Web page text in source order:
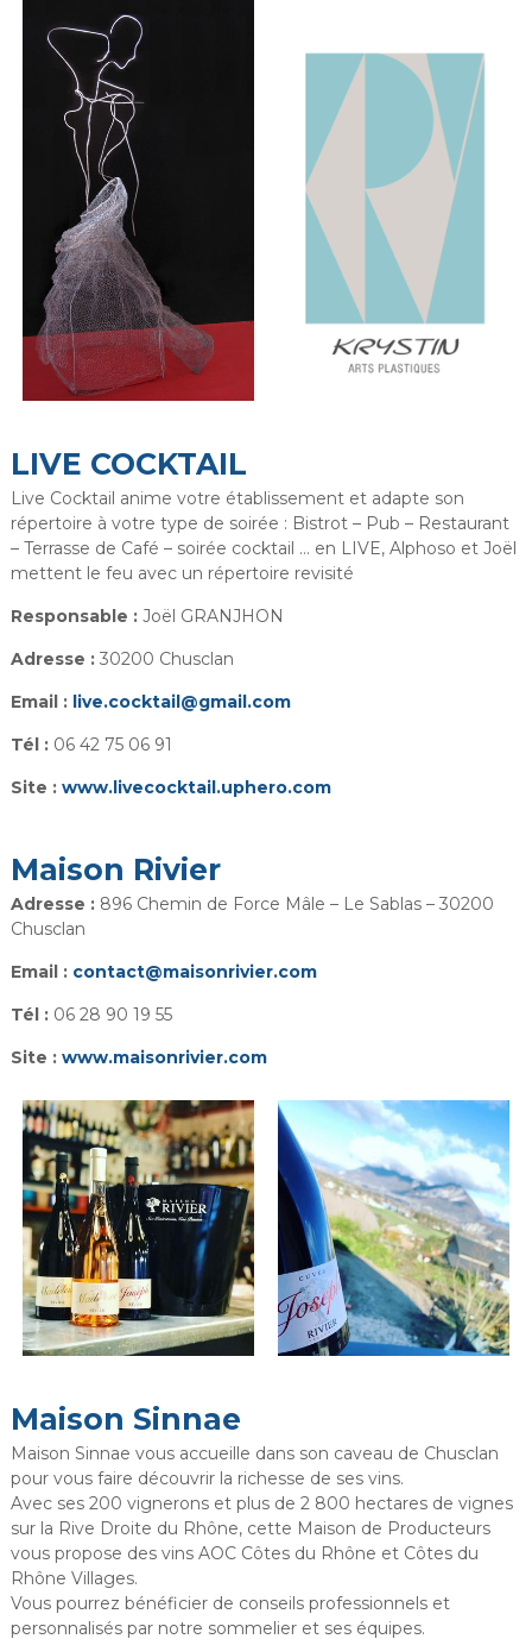
LIVE COCKTAIL
Live Cocktail anime votre établissement et adapte son
répertoire à votre type de soirée : Bistrot – Pub – Restaurant
– Terrasse de Café – soirée cocktail … en LIVE, Alphoso et Joël
mettent le feu avec un répertoire revisité
Responsable :Joël GRANJHON
Adresse :30200 Chusclan
Email : live.cocktail@gmail.com
Tél :06 42 75 06 91
Site : www.livecocktail.uphero.com
Maison Rivier
Adresse :896 Chemin de Force Mâle – Le Sablas – 30200
Chusclan
Email : contact@maisonrivier.com
Tél :06 28 90 19 55
Site : www.maisonrivier.com
Maison Sinnae
Maison Sinnae vous accueille dans son caveau de Chusclan
pour vous faire découvrir la richesse de ses vins.
Avec ses 200 vignerons et plus de 2 800 hectares de vignes
sur la Rive Droite du Rhône, cette Maison de Producteurs
vous propose des vins AOC Côtes du Rhône et Côtes du
Rhône Villages.
Vous pourrez bénéficier de conseils professionnels et
personnalisés par notre sommelier et ses équipes.